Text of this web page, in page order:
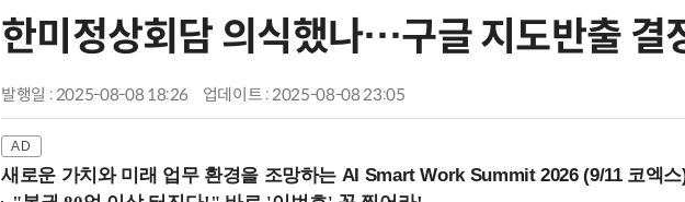
한미정상회담 의식했나…구글 지도반출 결
발행일 : 2025-08-08 18:26 업데이트 : 2025-08-08 23:05
새로운 가치와 미래 업무 환경을 조망하는 AI Smart Work Summit 2026 (9/11 코엑